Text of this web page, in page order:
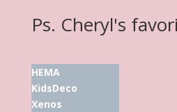
Ps. Cheryl's
HEMA
KidsDeco
Xenos